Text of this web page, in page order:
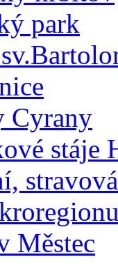
park
Cyrany
stáje
Městec